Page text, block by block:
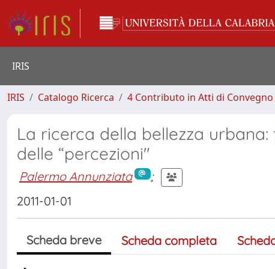
IRIS
IRIS Catalogo Ricerca 4 Contributo in Atti di
La ricerca della bellezza
delle “percezioni"
Palermo Annunziata
;
2011-01-01
Scheda breve Scheda completa